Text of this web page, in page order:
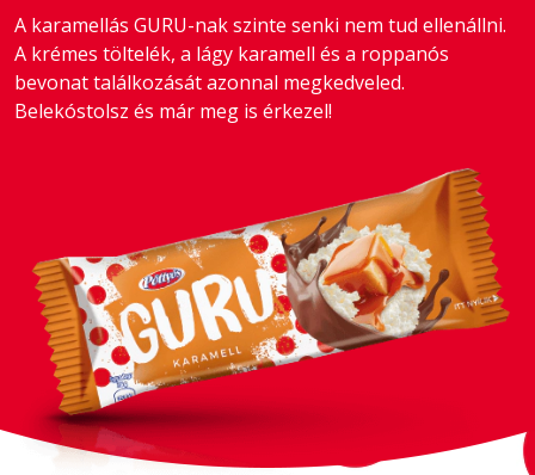
A karamellás GURU-nak szinte senki nem tud ellenállni.
A krémes töltelék, a lágy karamell és a roppanós
bevonat találkozását azonnal megkedveled.
Belekóstolsz és már meg is érkezel!